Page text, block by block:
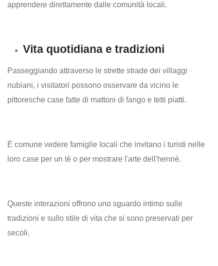
apprendere direttamente dalle comunità locali.
Vita quotidiana e tradizioni
Passeggiando attraverso le strette strade dei villaggi
nubiani, i visitatori possono osservare da vicino le
pittoresche case fatte di mattoni di fango e tetti piatti.
È comune vedere famiglie locali che invitano i turisti nelle
loro case per un tè o per mostrare l'arte dell'henné.
Queste interazioni offrono uno sguardo intimo sulle
tradizioni e sullo stile di vita che si sono preservati per
secoli.